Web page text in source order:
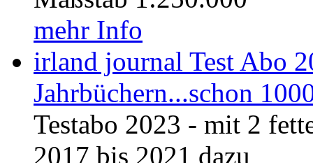
mehr Info
irland journal Test Abo
Jahrbüchern...schon
Testabo 2023 - mit 2
2017 bis 2021 dazu